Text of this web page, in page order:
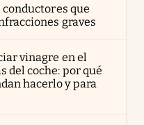
conductores que
graves
vinagre en el
del coche: por qué
hacerlo y para